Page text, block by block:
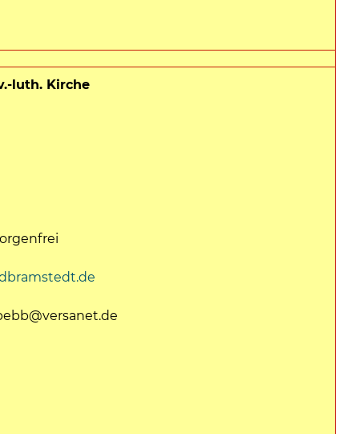
luth. Kirche